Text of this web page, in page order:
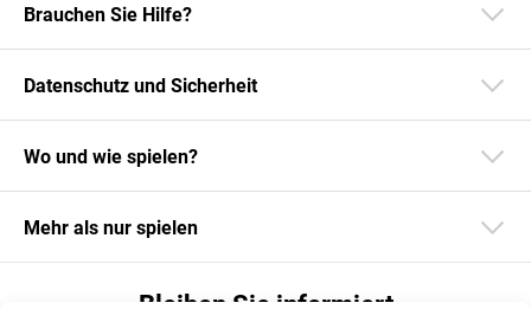
Brauchen Sie Hilfe?
Datenschutz und Sicherheit
Wo und wie spielen?
Mehr als nur spielen
Bleiben Sie informiert